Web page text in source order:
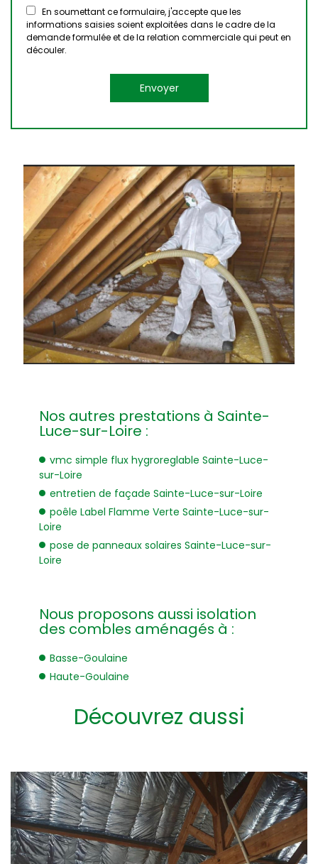
En soumettant ce formulaire, j'accepte que les
informations saisies soient exploitées dans le cadre de la
demande formulée et de la relation commerciale qui peut en
découler.
Nos autres prestations à Sainte-
Luce-sur-Loire :
vmc simple flux hygroreglable Sainte-Luce-
sur-Loire
entretien de façade Sainte-Luce-sur-Loire
poêle Label Flamme Verte Sainte-Luce-sur-
Loire
pose de panneaux solaires Sainte-Luce-sur-
Loire
Nous proposons aussi isolation
des combles aménagés à :
Basse-Goulaine
Haute-Goulaine
Découvrez aussi